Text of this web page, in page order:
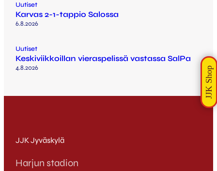
Uutiset
Karvas 2-1-tappio Salossa
6.8.2026
Uutiset
Keskiviikkoillan vieraspelissä vastassa SalPa
4.8.2026
JJK Jyväskylä
Harjun stadion